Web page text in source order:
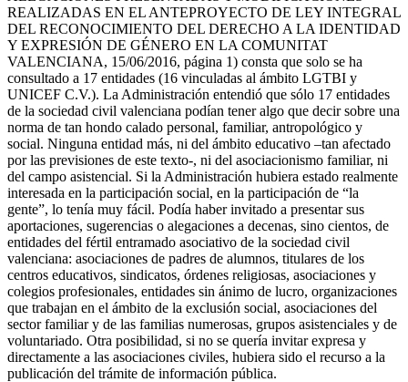
REALIZADAS EN EL ANTEPROYECTO DE LEY INTEGRAL
DEL RECONOCIMIENTO DEL DERECHO A LA IDENTIDAD
Y EXPRESIÓN DE GÉNERO EN LA COMUNITAT
VALENCIANA, 15/06/2016, página 1) consta que solo se ha
consultado a 17 entidades (16 vinculadas al ámbito LGTBI y
UNICEF C.V.). La Administración entendió que sólo 17 entidades
de la sociedad civil valenciana podían tener algo que decir sobre una
norma de tan hondo calado personal, familiar, antropológico y
social. Ninguna entidad más, ni del ámbito educativo –tan afectado
por las previsiones de este texto-, ni del asociacionismo familiar, ni
del campo asistencial. Si la Administración hubiera estado realmente
interesada en la participación social, en la participación de “la
gente”, lo tenía muy fácil. Podía haber invitado a presentar sus
aportaciones, sugerencias o alegaciones a decenas, sino cientos, de
entidades del fértil entramado asociativo de la sociedad civil
valenciana: asociaciones de padres de alumnos, titulares de los
centros educativos, sindicatos, órdenes religiosas, asociaciones y
colegios profesionales, entidades sin ánimo de lucro, organizaciones
que trabajan en el ámbito de la exclusión social, asociaciones del
sector familiar y de las familias numerosas, grupos asistenciales y de
voluntariado. Otra posibilidad, si no se quería invitar expresa y
directamente a las asociaciones civiles, hubiera sido el recurso a la
publicación del trámite de información pública.